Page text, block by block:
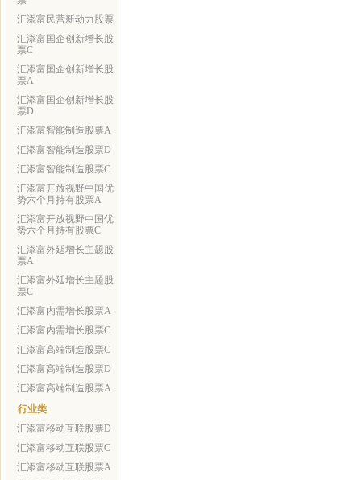
汇添富民营新动力股票
汇添富国企创新增长股
票C
汇添富国企创新增长股
票A
汇添富国企创新增长股
票D
汇添富智能制造股票A
汇添富智能制造股票D
汇添富智能制造股票C
汇添富开放视野中国优
势六个月持有股票A
汇添富开放视野中国优
势六个月持有股票C
汇添富外延增长主题股
票A
汇添富外延增长主题股
票C
汇添富内需增长股票A
汇添富内需增长股票C
汇添富高端制造股票C
汇添富高端制造股票D
汇添富高端制造股票A
行业类
汇添富移动互联股票D
汇添富移动互联股票C
汇添富移动互联股票A